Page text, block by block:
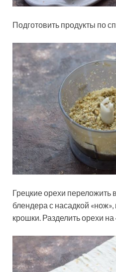
Подготовить продукты по
Грецкие орехи переложить
блендера с насадкой
крошки. Разделить орехи на